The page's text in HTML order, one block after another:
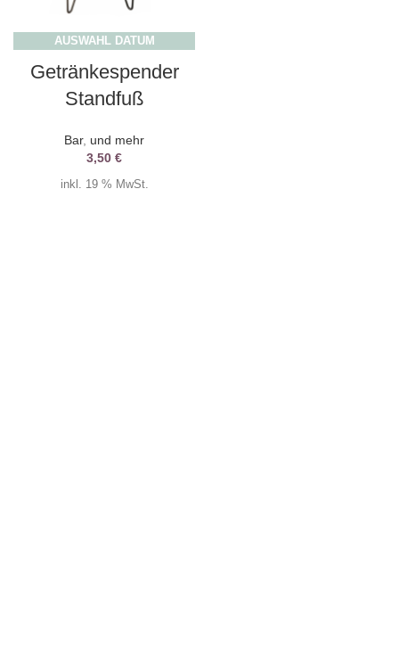
AUSWAHL DATUM
Getränkespender
Standfuß
Bar, und mehr
3,50 €
inkl. 19 % MwSt.